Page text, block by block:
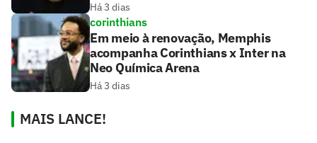
Há 3 dias
corinthians
Em meio à renovação, Memphis
acompanha Corinthians x Inter na
Neo Química Arena
Há 3 dias
MAIS LANCE!